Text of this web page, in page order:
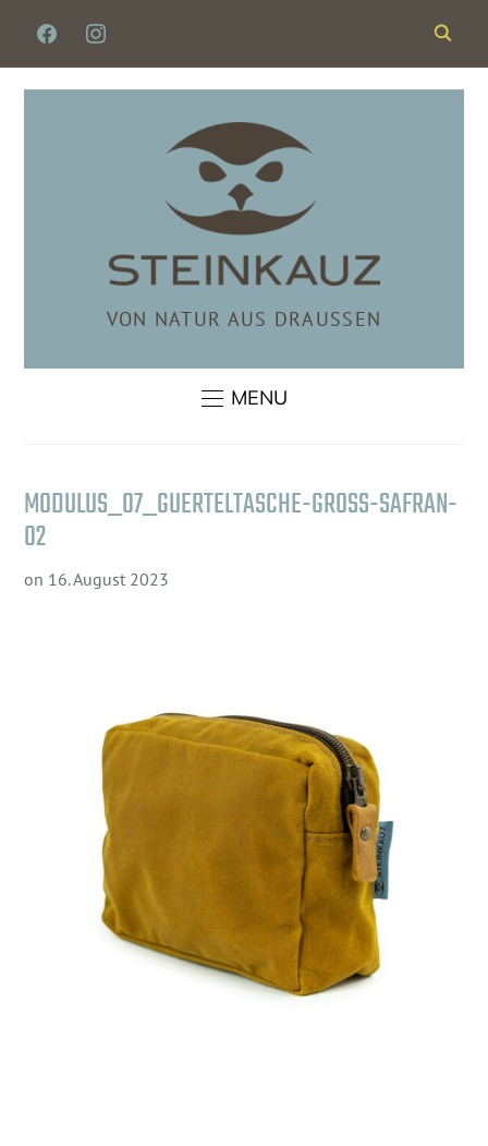
FACEBOOKINSTAGRAM
VON NATUR AUS DRAUSSEN
MENU
MODULUS_07_GUERTELTASCHE-GROSS-SAFRAN-
02
on 16. August 2023